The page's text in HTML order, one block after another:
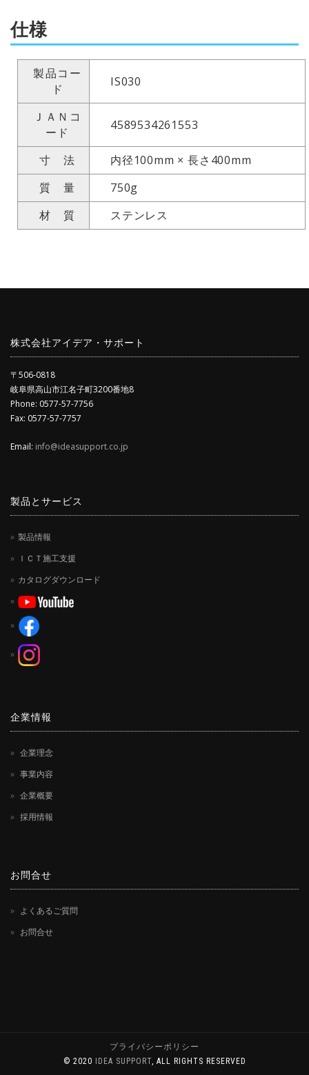
仕様
製品コー
ド
IS030
ＪＡＮコ
ード
4589534261553
寸 法
内径100mm × 長さ400mm
質 量
750g
材 質
ステンレス
株式会社アイデア・サポート
〒506-0818
岐阜県高山市江名子町3200番地8
Phone: 0577-57-7756
Fax: 0577-57-7757
Email: info@ideasupport.co.jp
製品とサービス
製品情報
ＩＣＴ施工支援
カタログダウンロード
企業情報
企業理念
事業内容
企業概要
採用情報
お問合せ
よくあるご質問
お問合せ
プライバシーポリシー
© 2020
IDEA SUPPORT, ALL RIGHTS RESERVED